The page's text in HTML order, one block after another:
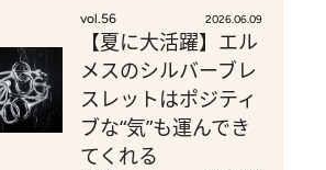
vol.56 2026.06.09
【夏に大活躍】エル
メスのシルバーブレ
スレットはポジティ
ブな“気”も運んでき
てくれる